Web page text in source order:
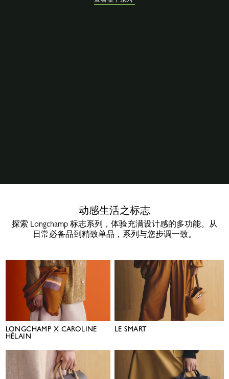
动感生活之标志
探索 Longchamp 标志系列，体验充满设计感的多功能。从
日常必备品到精致单品，系列与您步调一致。
LONGCHAMP X CAROLINE
HÉLAIN
LE SMART